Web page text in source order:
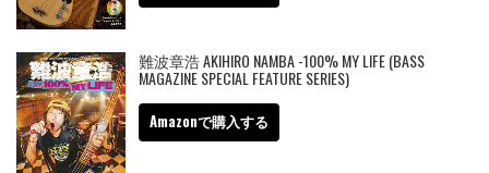
難波章浩 AKIHIRO NAMBA -100% MY LIFE (BASS
MAGAZINE SPECIAL FEATURE SERIES)
Amazonで購入する